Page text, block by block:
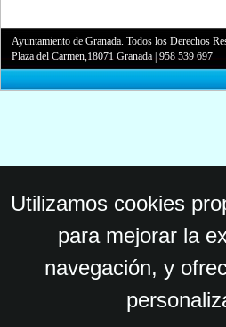
Ayuntamiento de Granada. Todos los Derechos
Plaza del Carmen,18071 Granada |958 539 697
Utilizamos cookies
para mejorar la
navegación, y